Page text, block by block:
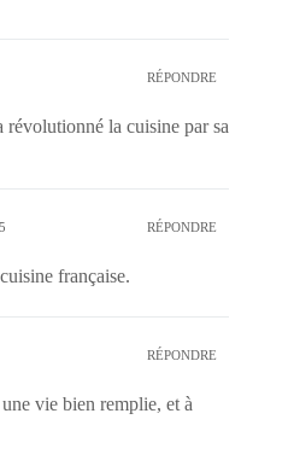
RÉPONDRE
révolutionné la cuisine par sa
RÉPONDRE
française.
RÉPONDRE
vie bien remplie, et à